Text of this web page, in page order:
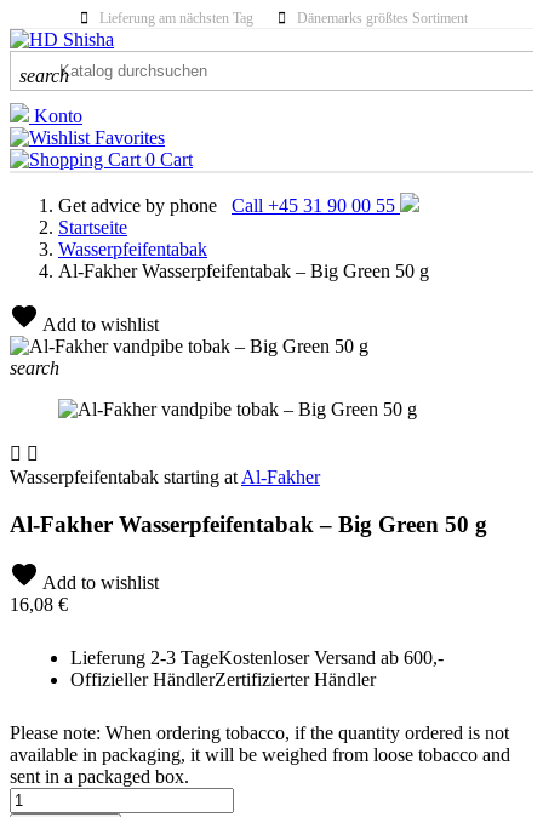
Lieferung am nächsten Tag Dänemarks größtes Sortiment
search
Konto
Favorites
0 Cart
Get advice by phone
Call +45 31 90 00 55
Startseite
Wasserpfeifentabak
Al-Fakher Wasserpfeifentabak – Big Green 50 g
Add to wishlist
search
 
Wasserpfeifentabak starting at Al-Fakher
Al-Fakher Wasserpfeifentabak – Big Green 50 g
Add to wishlist
16,08 €
Lieferung 2-3 TageKostenloser Versand ab 600,-
Offizieller HändlerZertifizierter Händler
Please note: When ordering tobacco, if the quantity ordered is not
available in packaging, it will be weighed from loose tobacco and
sent in a packaged box.